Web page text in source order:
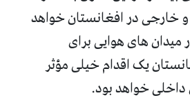
خارجی در افغانستان خواهد
میدان های هوایی برای
یک اقدام خیلی مؤثر
خواهد بود.